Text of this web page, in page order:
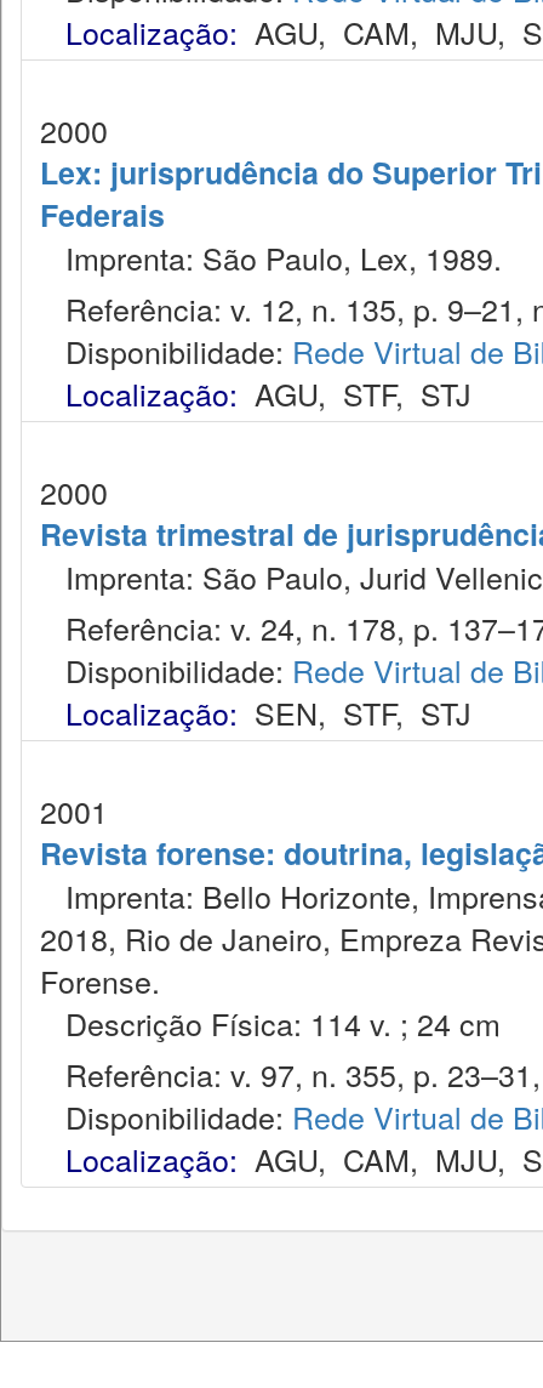
Localização: AGU, CAM, MJU,
2000
Lex: jurisprudência do Superior
Federais
Imprenta: São Paulo, Lex, 1989.
Referência: v. 12, n. 135, p. 9–21,
Disponibilidade: Rede Virtual de
Localização: AGU, STF, STJ
2000
Revista trimestral de
Imprenta: São Paulo, Jurid
Referência: v. 24, n. 178, p.
Disponibilidade: Rede Virtual de
Localização: SEN, STF, STJ
2001
Revista forense: doutrina,
Imprenta: Bello Horizonte,
2018, Rio de Janeiro, Empreza
Forense.
Descrição Física: 114 v. ; 24 cm
Referência: v. 97, n. 355, p.
Disponibilidade: Rede Virtual de
Localização: AGU, CAM, MJU,